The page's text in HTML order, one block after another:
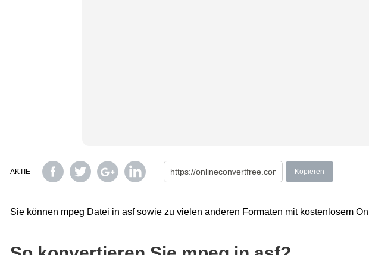
AKTIE Kopieren
Sie können mpeg Datei in asf sowie zu vielen anderen Formaten mit kostenlosem